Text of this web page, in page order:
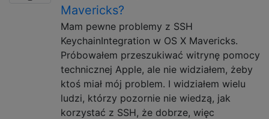
Mavericks?
Mam pewne problemy z SSH
KeychainIntegration w OS X Mavericks.
Próbowałem przeszukiwać witrynę pomocy
technicznej Apple, ale nie widziałem, żeby
ktoś miał mój problem. I widziałem wielu
ludzi, którzy pozornie nie wiedzą, jak
korzystać z SSH, że dobrze, więc